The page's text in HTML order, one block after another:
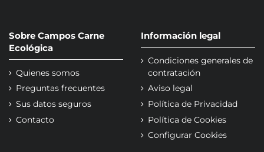
Sobre Campos Carne
Ecológica
Quienes somos
Preguntas frecuentes
Sus datos seguros
Contacto
Información legal
Condiciones generales de
contratación
Aviso legal
Política de Privacidad
Política de Cookies
Configurar Cookies